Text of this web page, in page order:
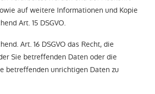
auf weitere Informationen und Kopie
Art. 15 DSGVO.
Art. 16 DSGVO das Recht, die
Sie betreffenden Daten oder die
betreffenden unrichtigen Daten zu